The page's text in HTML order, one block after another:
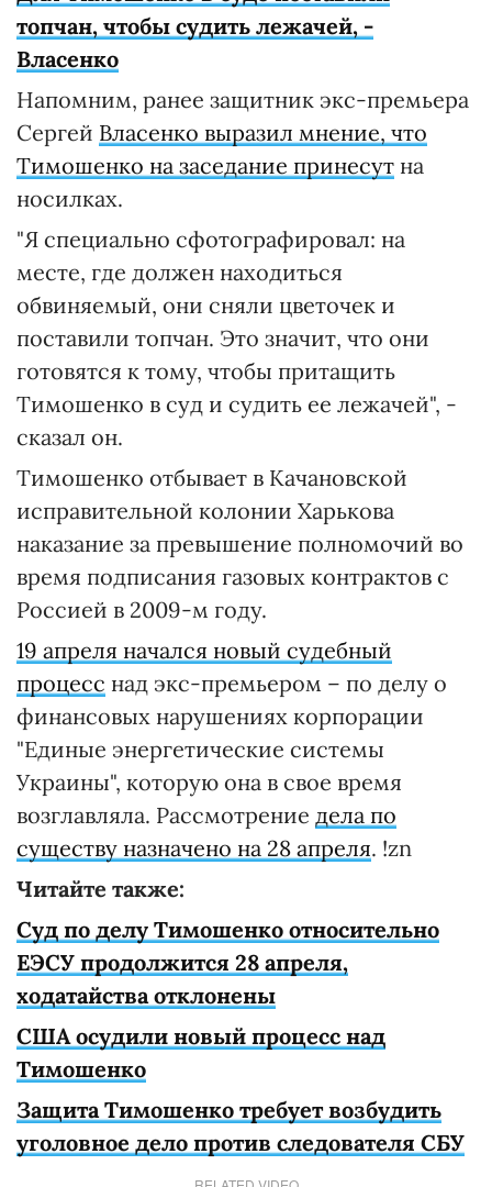
топчан, чтобы судить лежачей, -
Власенко
Напомним, ранее защитник экс-премьера
Сергей Власенко выразил мнение, что
Тимошенко на заседание принесут на
носилках.
"Я специально сфотографировал: на
месте, где должен находиться
обвиняемый, они сняли цветочек и
поставили топчан. Это значит, что они
готовятся к тому, чтобы притащить
Тимошенко в суд и судить ее лежачей", -
сказал он.
Тимошенко отбывает в Качановской
исправительной колонии Харькова
наказание за превышение полномочий во
время подписания газовых контрактов с
Россией в 2009-м году.
19 апреля начался новый судебный
процесс над экс-премьером – по делу о
финансовых нарушениях корпорации
"Единые энергетические системы
Украины", которую она в свое время
возглавляла. Рассмотрение дела по
существу назначено на 28 апреля. !zn
Читайте также:
Суд по делу Тимошенко относительно
ЕЭСУ продолжится 28 апреля,
ходатайства отклонены
США осудили новый процесс над
Тимошенко
Защита Тимошенко требует возбудить
уголовное дело против следователя СБУ